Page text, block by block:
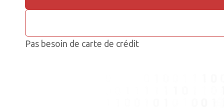
Pas besoin de carte de crédit